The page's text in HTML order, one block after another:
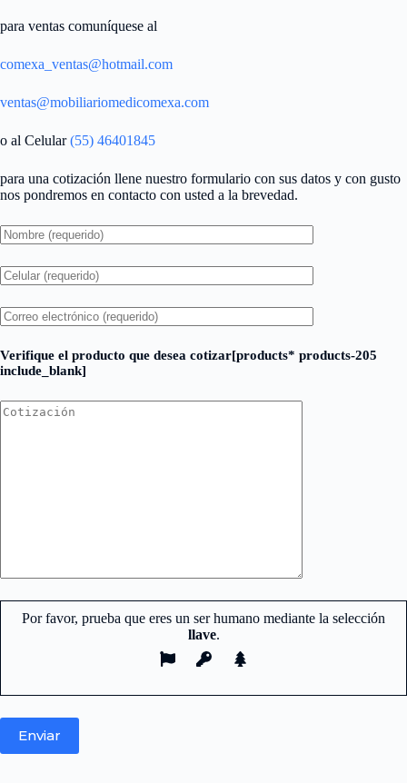
para ventas comuníquese al
comexa_ventas@hotmail.com
ventas@mobiliariomedicomexa.com
o al Celular(55) 46401845
para una cotización llene nuestro formulario con sus datos y con gusto
nos pondremos en contacto con usted a la brevedad.
Verifique el producto que desea cotizar[products* products-205
include_blank]
Por favor, prueba que eres un ser humano mediante la selección
llave.